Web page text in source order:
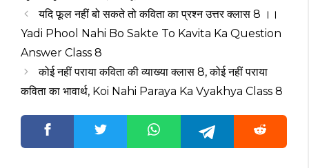
यदि फूल नहीं बो सकते तो कविता का प्रश्न उत्तर क्लास 8 ।।
Yadi Phool Nahi Bo Sakte To Kavita Ka Question
Answer Class 8
कोई नहीं पराया कविता की व्याख्या क्लास 8, कोई नहीं पराया
कविता का भावार्थ, Koi Nahi Paraya Ka Vyakhya Class 8